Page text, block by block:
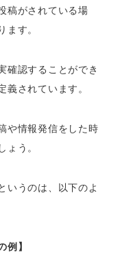
稿がされている場
ます。
確認することができ
義されています。
や情報発信をした時
ょう。
いうのは、以下のよ
例】